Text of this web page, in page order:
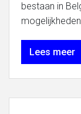
bestaan in
Lees meer